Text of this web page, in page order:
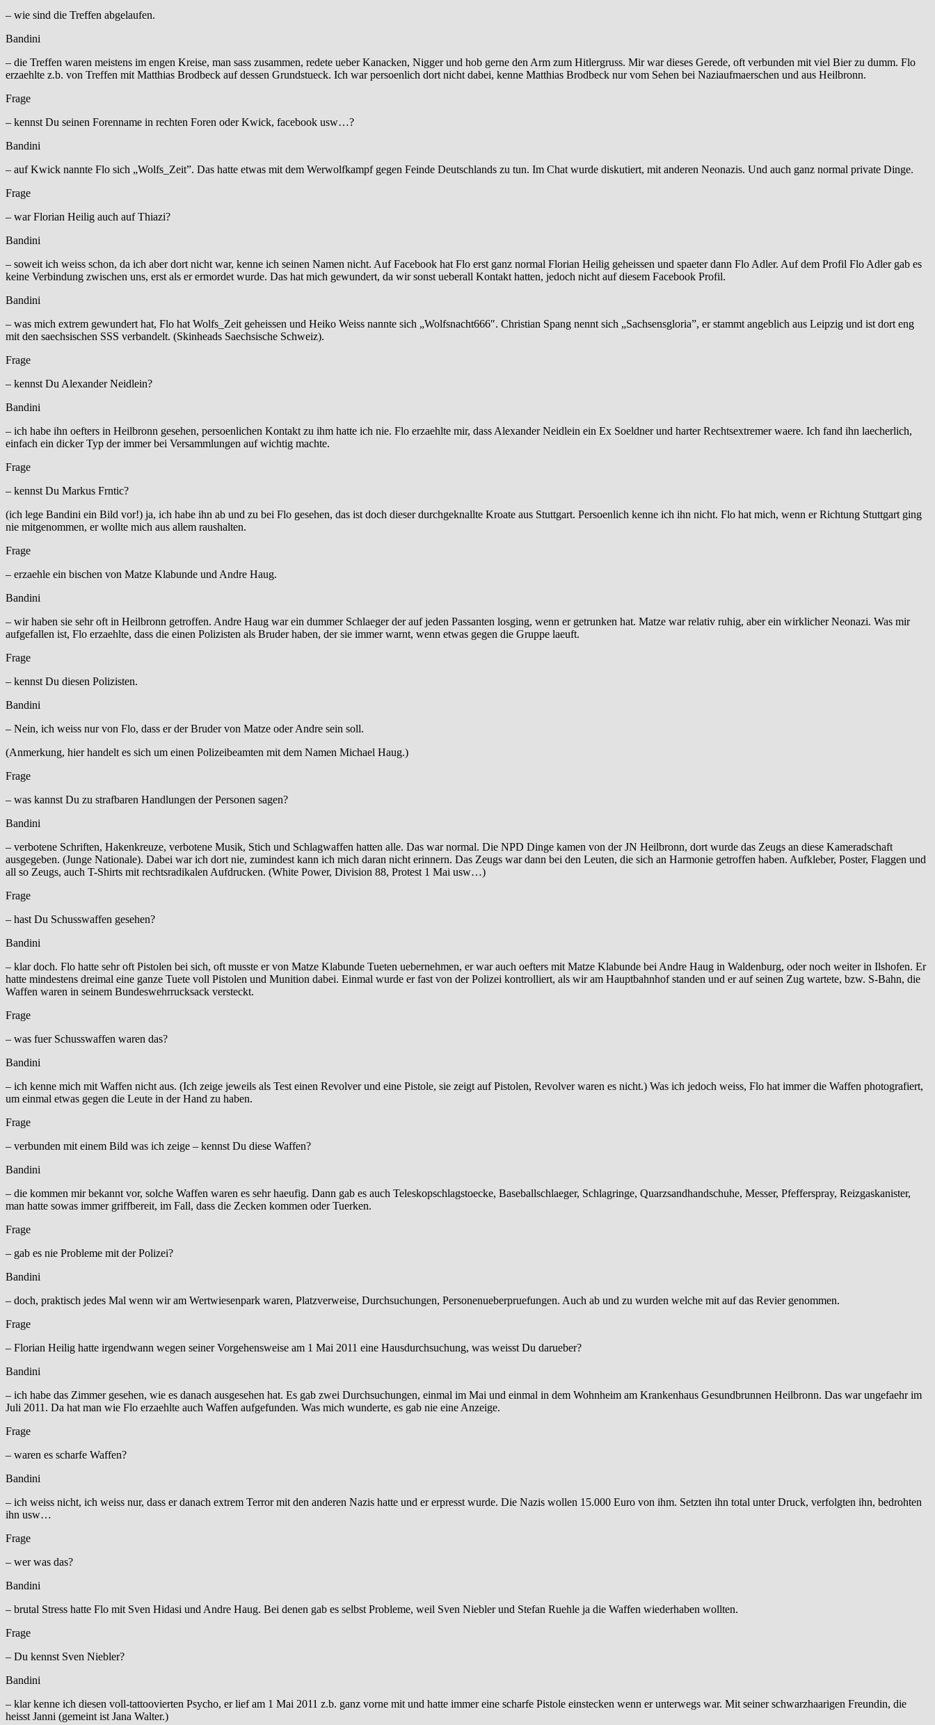
– wie sind die Treffen abgelaufen.
Bandini
– die Treffen waren meistens im engen Kreise, man sass zusammen, redete ueber Kanacken, Nigger und hob gerne den Arm zum Hitlergruss. Mir war dieses Gerede, oft verbunden mit viel Bier zu dumm. Flo
erzaehlte z.b. von Treffen mit Matthias Brodbeck auf dessen Grundstueck. Ich war persoenlich dort nicht dabei, kenne Matthias Brodbeck nur vom Sehen bei Naziaufmaerschen und aus Heilbronn.
Frage
– kennst Du seinen Forenname in rechten Foren oder Kwick, facebook usw…?
Bandini
– auf Kwick nannte Flo sich „Wolfs_Zeit”. Das hatte etwas mit dem Werwolfkampf gegen Feinde Deutschlands zu tun. Im Chat wurde diskutiert, mit anderen Neonazis. Und auch ganz normal private Dinge.
Frage
– war Florian Heilig auch auf Thiazi?
Bandini
– soweit ich weiss schon, da ich aber dort nicht war, kenne ich seinen Namen nicht. Auf Facebook hat Flo erst ganz normal Florian Heilig geheissen und spaeter dann Flo Adler. Auf dem Profil Flo Adler gab es
keine Verbindung zwischen uns, erst als er ermordet wurde. Das hat mich gewundert, da wir sonst ueberall Kontakt hatten, jedoch nicht auf diesem Facebook Profil.
Bandini
– was mich extrem gewundert hat, Flo hat Wolfs_Zeit geheissen und Heiko Weiss nannte sich „Wolfsnacht666″. Christian Spang nennt sich „Sachsensgloria”, er stammt angeblich aus Leipzig und ist dort eng
mit den saechsischen SSS verbandelt. (Skinheads Saechsische Schweiz).
Frage
– kennst Du Alexander Neidlein?
Bandini
– ich habe ihn oefters in Heilbronn gesehen, persoenlichen Kontakt zu ihm hatte ich nie. Flo erzaehlte mir, dass Alexander Neidlein ein Ex Soeldner und harter Rechtsextremer waere. Ich fand ihn laecherlich,
einfach ein dicker Typ der immer bei Versammlungen auf wichtig machte.
Frage
– kennst Du Markus Frntic?
(ich lege Bandini ein Bild vor!) ja, ich habe ihn ab und zu bei Flo gesehen, das ist doch dieser durchgeknallte Kroate aus Stuttgart. Persoenlich kenne ich ihn nicht. Flo hat mich, wenn er Richtung Stuttgart ging
nie mitgenommen, er wollte mich aus allem raushalten.
Frage
– erzaehle ein bischen von Matze Klabunde und Andre Haug.
Bandini
– wir haben sie sehr oft in Heilbronn getroffen. Andre Haug war ein dummer Schlaeger der auf jeden Passanten losging, wenn er getrunken hat. Matze war relativ ruhig, aber ein wirklicher Neonazi. Was mir
aufgefallen ist, Flo erzaehlte, dass die einen Polizisten als Bruder haben, der sie immer warnt, wenn etwas gegen die Gruppe laeuft.
Frage
– kennst Du diesen Polizisten.
Bandini
– Nein, ich weiss nur von Flo, dass er der Bruder von Matze oder Andre sein soll.
(Anmerkung, hier handelt es sich um einen Polizeibeamten mit dem Namen Michael Haug.)
Frage
– was kannst Du zu strafbaren Handlungen der Personen sagen?
Bandini
– verbotene Schriften, Hakenkreuze, verbotene Musik, Stich und Schlagwaffen hatten alle. Das war normal. Die NPD Dinge kamen von der JN Heilbronn, dort wurde das Zeugs an diese Kameradschaft
ausgegeben. (Junge Nationale). Dabei war ich dort nie, zumindest kann ich mich daran nicht erinnern. Das Zeugs war dann bei den Leuten, die sich an Harmonie getroffen haben. Aufkleber, Poster, Flaggen und
all so Zeugs, auch T-Shirts mit rechtsradikalen Aufdrucken. (White Power, Division 88, Protest 1 Mai usw…)
Frage
– hast Du Schusswaffen gesehen?
Bandini
– klar doch. Flo hatte sehr oft Pistolen bei sich, oft musste er von Matze Klabunde Tueten uebernehmen, er war auch oefters mit Matze Klabunde bei Andre Haug in Waldenburg, oder noch weiter in Ilshofen. Er
hatte mindestens dreimal eine ganze Tuete voll Pistolen und Munition dabei. Einmal wurde er fast von der Polizei kontrolliert, als wir am Hauptbahnhof standen und er auf seinen Zug wartete, bzw. S-Bahn, die
Waffen waren in seinem Bundeswehrrucksack versteckt.
Frage
– was fuer Schusswaffen waren das?
Bandini
– ich kenne mich mit Waffen nicht aus. (Ich zeige jeweils als Test einen Revolver und eine Pistole, sie zeigt auf Pistolen, Revolver waren es nicht.) Was ich jedoch weiss, Flo hat immer die Waffen photografiert,
um einmal etwas gegen die Leute in der Hand zu haben.
Frage
– verbunden mit einem Bild was ich zeige – kennst Du diese Waffen?
Bandini
– die kommen mir bekannt vor, solche Waffen waren es sehr haeufig. Dann gab es auch Teleskopschlagstoecke, Baseballschlaeger, Schlagringe, Quarzsandhandschuhe, Messer, Pfefferspray, Reizgaskanister,
man hatte sowas immer griffbereit, im Fall, dass die Zecken kommen oder Tuerken.
Frage
– gab es nie Probleme mit der Polizei?
Bandini
– doch, praktisch jedes Mal wenn wir am Wertwiesenpark waren, Platzverweise, Durchsuchungen, Personenueberpruefungen. Auch ab und zu wurden welche mit auf das Revier genommen.
Frage
– Florian Heilig hatte irgendwann wegen seiner Vorgehensweise am 1 Mai 2011 eine Hausdurchsuchung, was weisst Du darueber?
Bandini
– ich habe das Zimmer gesehen, wie es danach ausgesehen hat. Es gab zwei Durchsuchungen, einmal im Mai und einmal in dem Wohnheim am Krankenhaus Gesundbrunnen Heilbronn. Das war ungefaehr im
Juli 2011. Da hat man wie Flo erzaehlte auch Waffen aufgefunden. Was mich wunderte, es gab nie eine Anzeige.
Frage
– waren es scharfe Waffen?
Bandini
– ich weiss nicht, ich weiss nur, dass er danach extrem Terror mit den anderen Nazis hatte und er erpresst wurde. Die Nazis wollen 15.000 Euro von ihm. Setzten ihn total unter Druck, verfolgten ihn, bedrohten
ihn usw…
Frage
– wer was das?
Bandini
– brutal Stress hatte Flo mit Sven Hidasi und Andre Haug. Bei denen gab es selbst Probleme, weil Sven Niebler und Stefan Ruehle ja die Waffen wiederhaben wollten.
Frage
– Du kennst Sven Niebler?
Bandini
– klar kenne ich diesen voll-tattoovierten Psycho, er lief am 1 Mai 2011 z.b. ganz vorne mit und hatte immer eine scharfe Pistole einstecken wenn er unterwegs war. Mit seiner schwarzhaarigen Freundin, die
heisst Janni (gemeint ist Jana Walter.)